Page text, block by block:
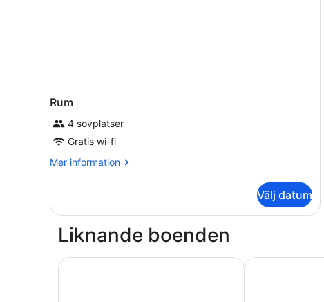
Rum
4 sovplatser
Gratis wi-fi
Mer information
Mer
Välj datum
Liknande boenden
Europa Hotel Touring